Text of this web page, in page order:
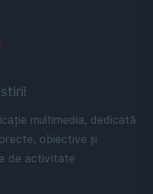
multimedia, dedicată
obiective și
de activitate